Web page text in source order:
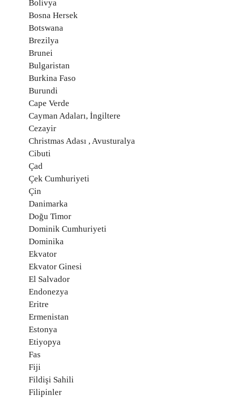
Bolivya
Bosna Hersek
Botswana
Brezilya
Brunei
Bulgaristan
Burkina Faso
Burundi
Cape Verde
Cayman Adaları, İngiltere
Cezayir
Christmas Adası , Avusturalya
Cibuti
Çad
Çek Cumhuriyeti
Çin
Danimarka
Doğu Timor
Dominik Cumhuriyeti
Dominika
Ekvator
Ekvator Ginesi
El Salvador
Endonezya
Eritre
Ermenistan
Estonya
Etiyopya
Fas
Fiji
Fildişi Sahili
Filipinler